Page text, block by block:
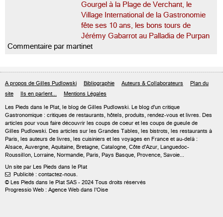
Gourgel à la Plage de Verchant, le
Village International de la Gastronomie
fête ses 10 ans, les bons tours de
Jérémy Gabarrot au Palladia de Purpan
Commentaire par martinet
A propos de Gilles Pudlowski Bibliographie Auteurs & Collaborateurs
Plan du
site
Ils en parlent... Mentions Légales
Les Pieds dans le Plat, le blog de Gilles Pudlowski. Le blog d'un critique
Gastronomique : critiques de restaurants, hôtels, produits, rendez-vous et livres. Des
articles pour vous faire découvrir les coups de coeur et les coups de gueule de
Gilles Pudlowski. Des articles sur les Grandes Tables, les bistrots, les restaurants à
Paris, les auteurs de livres, les cuisiniers et les voyages en France et au-delà :
Alsace, Auvergne, Aquitaine, Bretagne, Catalogne, Côte d'Azur, Languedoc-
Roussillon, Lorraine, Normandie, Paris, Pays Basque, Provence, Savoie...
Un site par Les Pieds dans le Plat
 Publicité : contactez-nous.
© Les Pieds dans le Plat SAS - 2024 Tous droits réservés
Progressio Web : Agence Web dans l'Oise